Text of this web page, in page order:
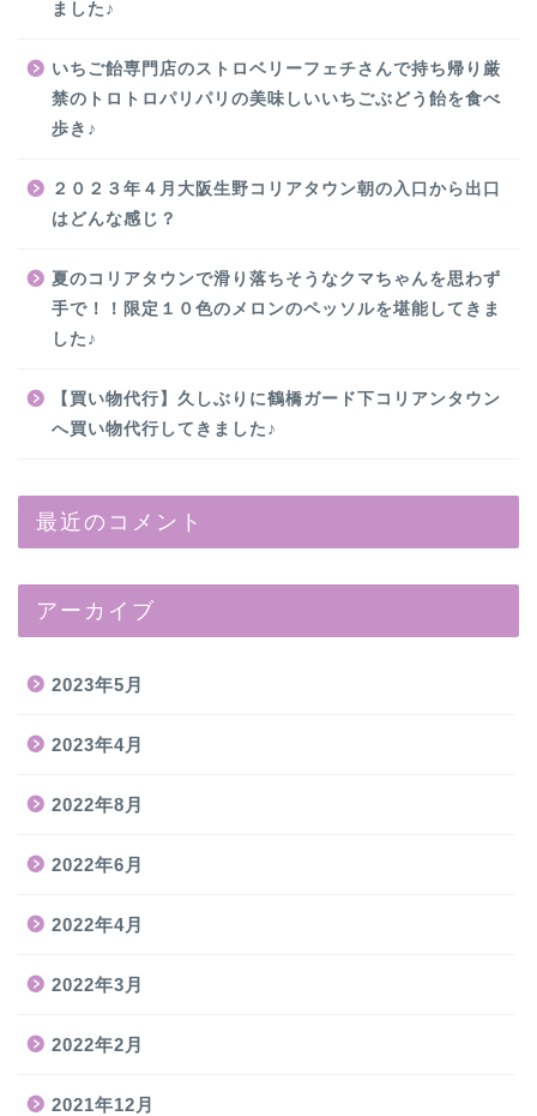
ました♪
いちご飴専門店のストロベリーフェチさんで持ち帰り厳
禁のトロトロパリパリの美味しいいちごぶどう飴を食べ
歩き♪
２０２３年４月大阪生野コリアタウン朝の入口から出口
はどんな感じ？
夏のコリアタウンで滑り落ちそうなクマちゃんを思わず
手で！！限定１０色のメロンのペッソルを堪能してきま
した♪
【買い物代行】久しぶりに鶴橋ガード下コリアンタウン
へ買い物代行してきました♪
最近のコメント
アーカイブ
2023年5月
2023年4月
2022年8月
2022年6月
2022年4月
2022年3月
2022年2月
2021年12月